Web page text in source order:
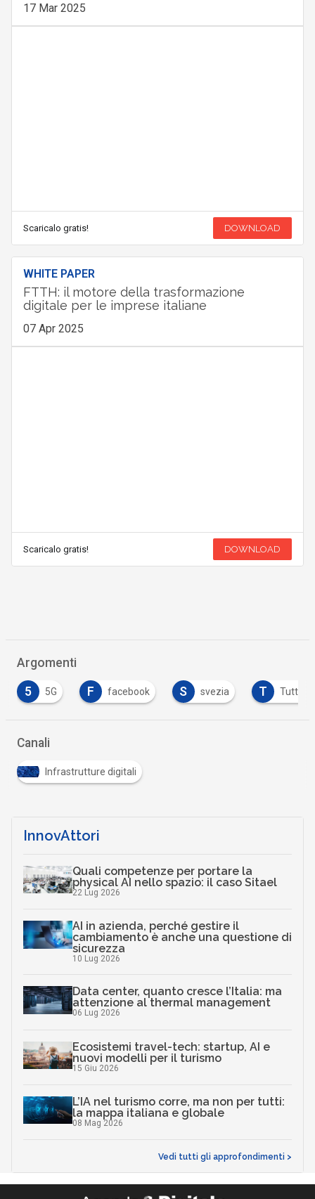
17 Mar 2025
Scaricalo gratis! DOWNLOAD
WHITE PAPER
FTTH: il motore della trasformazione
digitale per le imprese italiane
07 Apr 2025
Scaricalo gratis! DOWNLOAD
Argomenti
5 5G F facebook S svezia T Tutto
Canali
Infrastrutture digitali
InnovAttori
Quali competenze per portare la
physical AI nello spazio: il caso Sitael
22 Lug 2026
AI in azienda, perché gestire il
cambiamento è anche una questione di
sicurezza
10 Lug 2026
Data center, quanto cresce l’Italia: ma
attenzione al thermal management
06 Lug 2026
Ecosistemi travel-tech: startup, AI e
nuovi modelli per il turismo
15 Giu 2026
L’IA nel turismo corre, ma non per tutti:
la mappa italiana e globale
08 Mag 2026
Vedi tutti gli approfondimenti >